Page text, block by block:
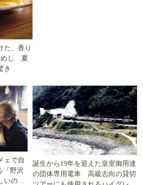
た、香り
めし 夏
き
ェで自
野沢
いの
誕生から19年を迎えた皇室御用達
の団体専用電車 高級志向の貸切